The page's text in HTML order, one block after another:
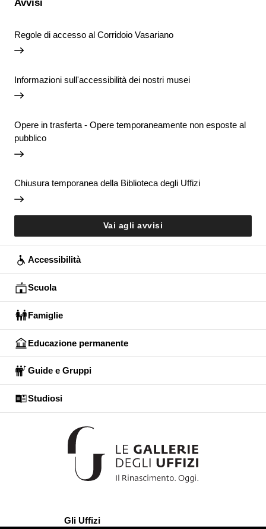
Avvisi
Regole di accesso al Corridoio Vasariano
Informazioni sull'accessibilità dei nostri musei
Opere in trasferta - Opere temporaneamente non esposte al
pubblico
Chiusura temporanea della Biblioteca degli Uffizi
Vai agli avvisi
Accessibilità
Scuola
Famiglie
Educazione permanente
Guide e Gruppi
Studiosi
Gli Uffizi